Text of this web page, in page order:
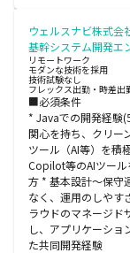
ウェルスナビ株式会
基幹システム開発エ
リモートワーク
モダンな技術を採用
技術試験なし
フレックス出勤・時差出
■必須条件
* Javaでの開発経験
関心を持ち、クリー
ツール（AI等）を積
Copilot等のAIツール
方 * 基本設計～保守
なく、運用のしやす
ラウドのマネージド
し、アプリケーシ
た共同開発経験